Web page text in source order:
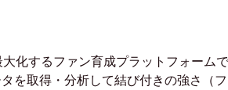
化するファン育成プラットフォームで
を取得・分析して結び付きの強さ（